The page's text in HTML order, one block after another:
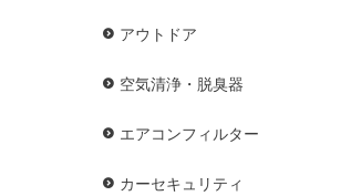
アウトドア
空気清浄・脱臭器
エアコンフィルター
カーセキュリティ